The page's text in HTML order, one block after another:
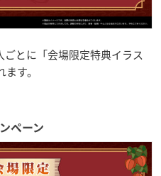
とに「会場限定特典イラス
す。
ペーン